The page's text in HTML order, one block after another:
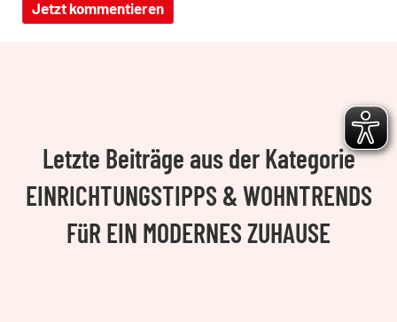
Letzte Beiträge aus der Kategorie
EINRICHTUNGSTIPPS & WOHNTRENDS
FüR EIN MODERNES ZUHAUSE